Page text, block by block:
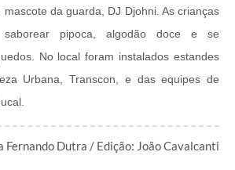
da guarda, DJ Djohni. As crianças
saborear pipoca, algodão doce e se
No local foram instalados estandes
Urbana, Transcon, e das equipes de
Fernando Dutra / Edição: João Cavalcanti